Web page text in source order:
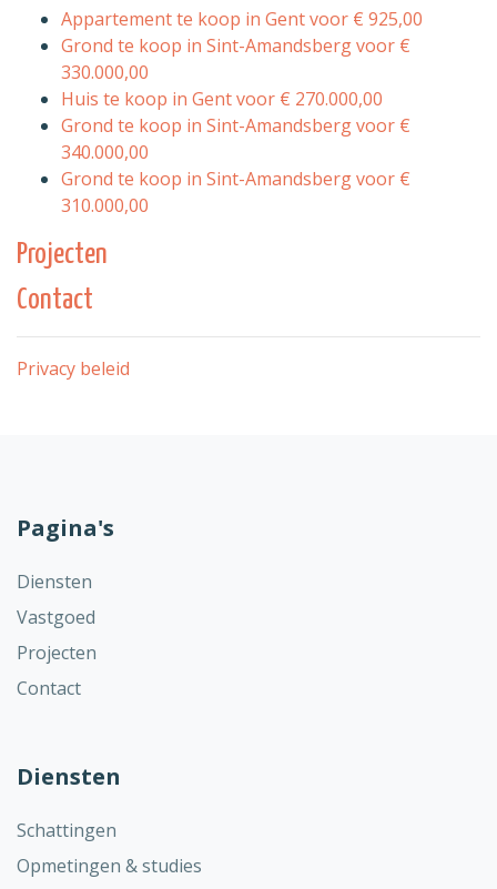
Appartement te koop in Gent voor € 925,00
Grond te koop in Sint-Amandsberg voor €
330.000,00
Huis te koop in Gent voor € 270.000,00
Grond te koop in Sint-Amandsberg voor €
340.000,00
Grond te koop in Sint-Amandsberg voor €
310.000,00
Projecten
Contact
Privacy beleid
Pagina's
Diensten
Vastgoed
Projecten
Contact
Diensten
Schattingen
Opmetingen & studies